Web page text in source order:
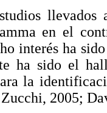
en el
interés ha
ha sido el
la
2005;